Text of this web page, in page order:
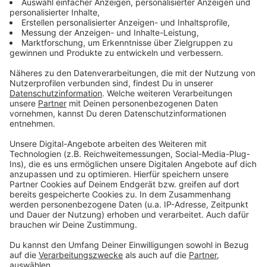
Miami oder Madrid Station.
Anzeige
Tickets für das Sport-Highlight
Anzeige
Der Ticketvorverkauf für das Turnier startet bereits
an diesem Donnerstag (23.04.26) um Punkt 12 Uhr. Die
Nachfrage wird vermutlich groß sein, denn Padel hat
sich in den letzten Jahren zu einem echten
Breitensport in unserer Stadt entwickelt. Erst in
diesem Jahr haben auf dem Areal Böhler und in
Flingern zwei neue Padel-Hallen eröffnet, was den
aktuellen Boom in Düsseldorf unterstreicht.